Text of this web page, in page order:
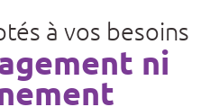
à vos besoins
ni